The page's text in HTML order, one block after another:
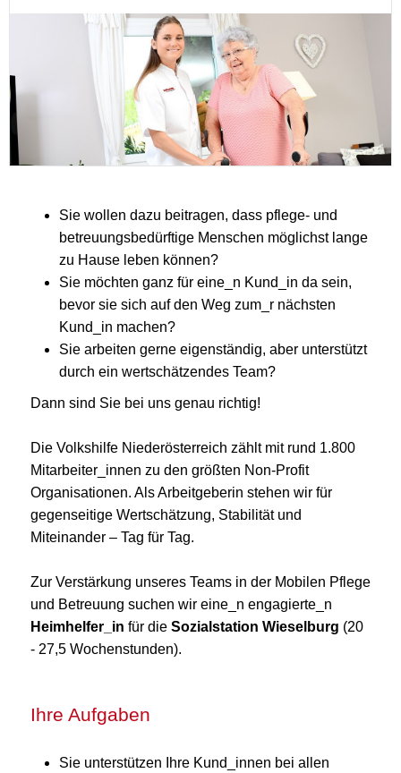
Sie wollen dazu beitragen, dass pflege- und
betreuungsbedürftige Menschen möglichst lange
zu Hause leben können?
Sie möchten ganz für eine_n Kund_in da sein,
bevor sie sich auf den Weg zum_r nächsten
Kund_in machen?
Sie arbeiten gerne eigenständig, aber unterstützt
durch ein wertschätzendes Team?
Dann sind Sie bei uns genau richtig!
Die Volkshilfe Niederösterreich zählt mit rund 1.800
Mitarbeiter_innen zu den größten Non-Profit
Organisationen. Als Arbeitgeberin stehen wir für
gegenseitige Wertschätzung, Stabilität und
Miteinander – Tag für Tag.
Zur Verstärkung unseres Teams in der Mobilen Pflege
und Betreuung suchen wir eine_n engagierte_n
Heimhelfer_in für die Sozialstation Wieselburg (20
- 27,5 Wochenstunden).
Ihre Aufgaben
Sie unterstützen Ihre Kund_innen bei allen